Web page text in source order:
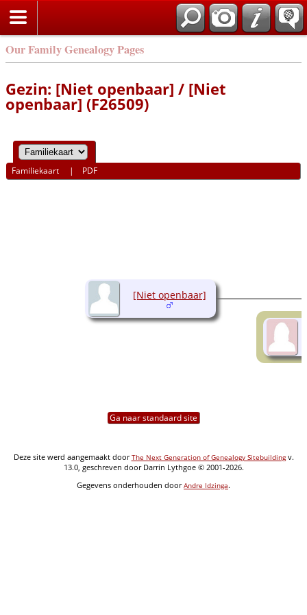
Our Family Genealogy Pages
Gezin: [Niet openbaar] / [Niet
openbaar] (F26509)
Familiekaart | PDF
[Niet openbaar]
Ga naar standaard site
Deze site werd aangemaakt doorThe Next Generation of Genealogy Sitebuildingv.
13.0, geschreven door Darrin Lythgoe © 2001-2026.
Gegevens onderhouden doorAndre Idzinga.